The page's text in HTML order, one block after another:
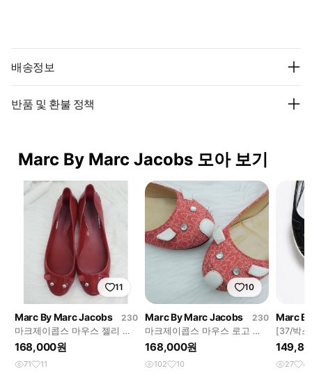
배송정보
반품 및 환불 정책
Marc By Marc Jacobs 모아 보기
11
Marc By Marc Jacobs
230
마크제이콥스 마우스 젤리 플
랫슈즈
168,000원
71 11
10
Marc By Marc Jacobs
230
마크제이콥스 마우스 로고 플
랫슈즈
168,000원
102 10
Marc
[37/박
이콥스
27 4